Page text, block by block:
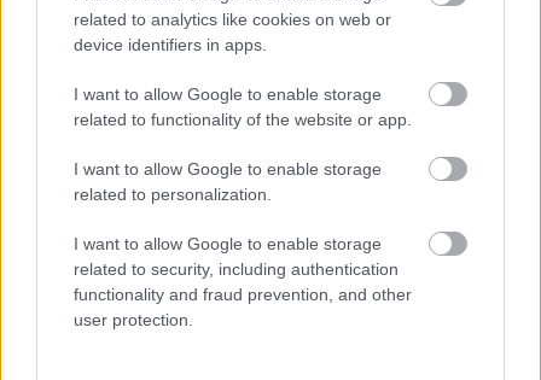
related to analytics like cookies on web or
device identifiers in apps.
I want to allow Google to enable storage
related to functionality of the website or app.
I want to allow Google to enable storage
related to personalization.
I want to allow Google to enable storage
related to security, including authentication
functionality and fraud prevention, and other
user protection.
3 ζώδια θα μπουν σε σκληρά διλήμματα μέχρι τις
Αυτό το φυτό πρέπει να φυτέψεις τον Αύγουστο
για να απαλλαγείς από τα κουνούπια
Η συνήθεια που «σκουριάζει» σιωπηλά το μυαλό
σου - Συμβαίνει στους περισσότερους και δεν το
καταλαβαίνουμε